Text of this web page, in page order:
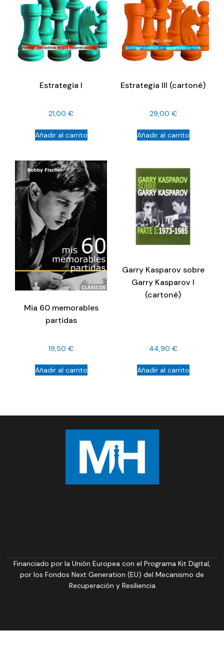
Estrategia I
21,00 €
Añadir al carrito
Estrategia III (cartoné)
29,00 €
Añadir al carrito
Mia 60 memorables
partidas
19,50 €
Añadir al carrito
Garry Kasparov sobre
Garry Kasparov I
(cartoné)
44,90 €
Añadir al carrito
Financiado por la Unión Europea con el Programa Kit Digital,
por los Fondos Next Generation (EU) del Mecanismo de
Recuperación y Resiliencia